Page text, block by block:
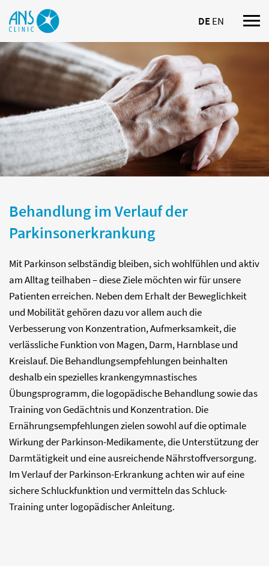
DEEN
Behandlung im Verlauf der
Parkinsonerkrankung
Mit Parkinson selbständig bleiben, sich wohlfühlen und aktiv
am Alltag teilhaben – diese Ziele möchten wir für unsere
Patienten erreichen. Neben dem Erhalt der Beweglichkeit
und Mobilität gehören dazu vor allem auch die
Verbesserung von Konzentration, Aufmerksamkeit, die
verlässliche Funktion von Magen, Darm, Harnblase und
Kreislauf. Die Behandlungsempfehlungen beinhalten
deshalb ein spezielles krankengymnastisches
Übungsprogramm, die logopädische Behandlung sowie das
Training von Gedächtnis und Konzentration. Die
Ernährungsempfehlungen zielen sowohl auf die optimale
Wirkung der Parkinson-Medikamente, die Unterstützung der
Darmtätigkeit und eine ausreichende Nährstoffversorgung.
Im Verlauf der Parkinson-Erkrankung achten wir auf eine
sichere Schluckfunktion und vermitteln das Schluck-
Training unter logopädischer Anleitung.